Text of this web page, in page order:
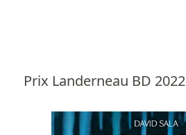
Prix Landerneau BD 2022